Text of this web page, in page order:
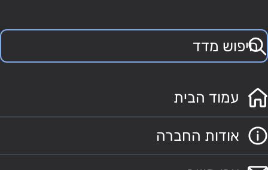
עמוד הבית
אודות החברה